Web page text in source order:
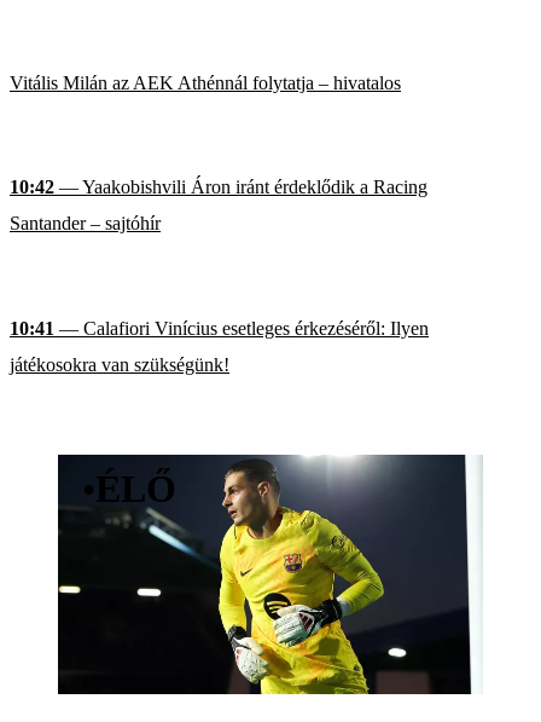
Vitális Milán az AEK Athénnál folytatja – hivatalos
10:42 — Yaakobishvili Áron iránt érdeklődik a Racing
Santander – sajtóhír
10:41 — Calafiori Vinícius esetleges érkezéséről: Ilyen
játékosokra van szükségünk!
•ÉLŐ